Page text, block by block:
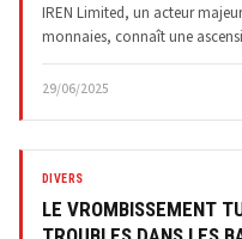
IREN Limited, un acteur
monnaies, connaît une
29/06/2025
DIVERS
LE VROMBISSEMENT